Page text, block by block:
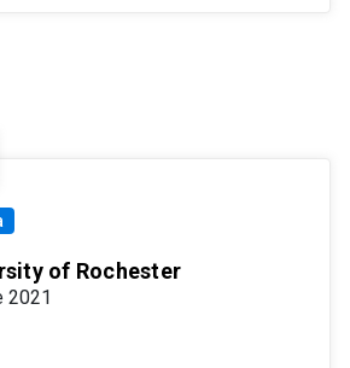
of Rochester
2021